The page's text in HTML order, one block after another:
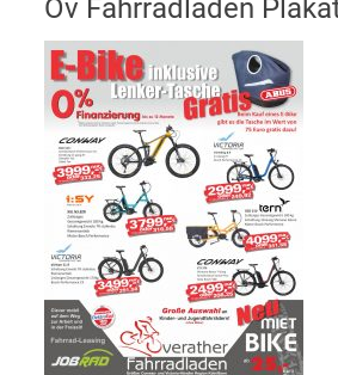
Ov Fahrradladen